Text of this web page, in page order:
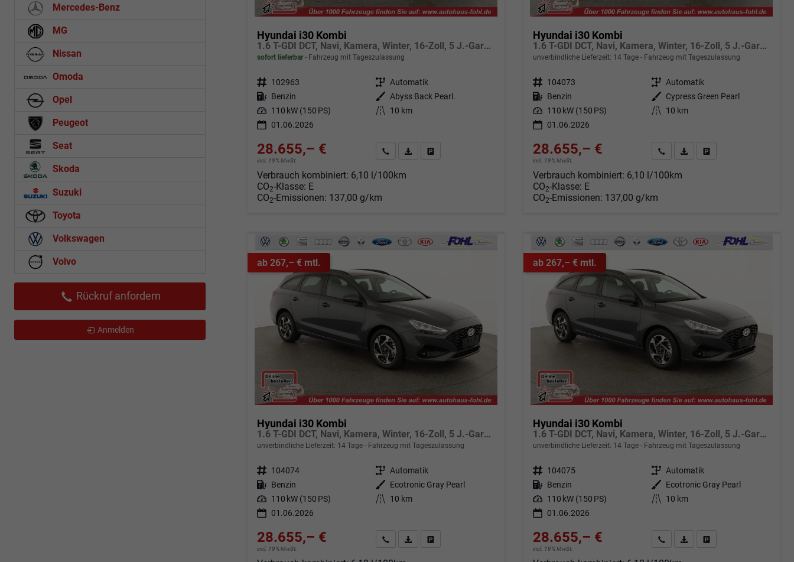
Hyundai i30 Kombi
1.6 T-GDI DCT, Navi, Kamera, Winter, 16-Zoll, 5 J.-Garantie
sofort lieferbar Fahrzeug mit Tageszulassung
Fahrzeugnr. 102963 Getriebe Automatik
Kraftstoff Benzin Außenfarbe Abyss Back Pearl.
Leistung 110 kW (150 PS) Kilometerstand
10 km
01.06.2026
28.655,– €
incl. 19% MwSt.
Angebot anfordern
Fahrzeugexpose (PDF)
Verbrauch kombiniert: 6,10 l/100km
CO2-Klasse: E
CO2-Emissionen: 137,00 g/km
Hyundai i30 Kombi
1.6 T-GDI DCT, Navi, Kamera, Winter, 16-Zoll, 5 J.-Garantie
unverbindliche Lieferzeit: 14 Tage Fahrzeug mit Tageszulassung
Fahrzeugnr. 104073 Getriebe Automatik
Kraftstoff Benzin Außenfarbe
Cypress Green Pearl
Leistung 110 kW (150 PS) Kilometerstand
10 km
01.06.2026
28.655,– €
incl. 19% MwSt.
Angebot anfordern
Fahrzeugexpose (PDF)
Fahrzeug parken
Verbrauch kombiniert: 6,10 l/100km
CO2-Klasse: E
CO2-Emissionen: 137,00 g/km
ab 267,– € mtl.
Hyundai i30 Kombi
1.6 T-GDI DCT, Navi, Kamera, Winter, 16-Zoll, 5 J.-Garantie
unverbindliche Lieferzeit: 14 Tage Fahrzeug mit Tageszulassung
Fahrzeugnr. 104074 Getriebe Automatik
Kraftstoff Benzin Außenfarbe
Ecotronic Gray Pearl
Leistung 110 kW (150 PS) Kilometerstand
10 km
01.06.2026
28.655,– €
incl. 19% MwSt.
Angebot anfordern
Fahrzeugexpose (PDF)
ab 267,– € mtl.
Hyundai i30 Kombi
1.6 T-GDI DCT, Navi, Kamera, Winter, 16-Zoll, 5 J.-Garantie
unverbindliche Lieferzeit: 14 Tage Fahrzeug mit Tageszulassung
Fahrzeugnr. 104075 Getriebe Automatik
Kraftstoff Benzin Außenfarbe
Ecotronic Gray Pearl
Leistung 110 kW (150 PS) Kilometerstand
10 km
01.06.2026
28.655,– €
incl. 19% MwSt.
Angebot anfordern
Fahrzeugexpose (PDF)
Fahrzeug parken
Mercedes-Benz
MG
Nissan
Omoda
Opel
Peugeot
Seat
Skoda
Suzuki
Toyota
Volkswagen
Volvo
Rückruf anfordern
Anmelden